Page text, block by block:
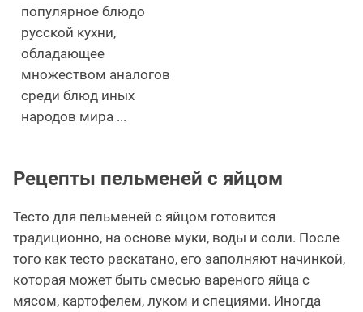
популярное блюдо
русской кухни,
обладающее
множеством аналогов
среди блюд иных
народов мира ...
Рецепты пельменей с яйцом
Тесто для пельменей с яйцом готовится
традиционно, на основе муки, воды и соли. После
того как тесто раскатано, его заполняют начинкой,
которая может быть смесью вареного яйца с
мясом, картофелем, луком и специями. Иногда